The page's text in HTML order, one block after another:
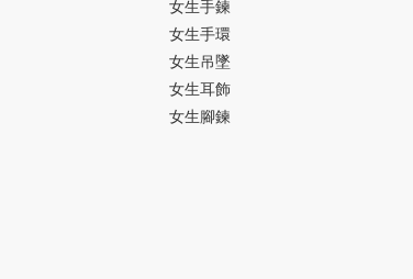
女生手鍊
女生手環
女生吊墜
女生耳飾
女生腳鍊